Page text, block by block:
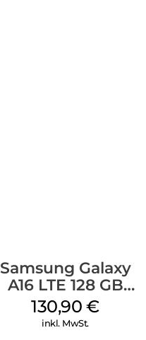
Samsung Galaxy
A16 LTE 128 GB
Black
130,90€
inkl. MwSt.